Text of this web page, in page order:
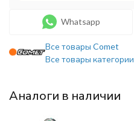
Whatsapp
Все товары Comet
Все товары категории
Аналоги в наличии